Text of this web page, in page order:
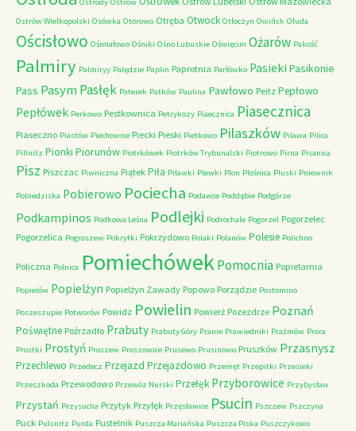
Ostrów Wielkopolski Osówka Otorowo Otręba Otwock Otłoczyn Owińsk Ołuda
Ościsłowo Ośmiałowo Ośniki Ośno Lubuskie Oświęcim Ożarów Pakość
Palmiry Palmiryy Palędzie Paplin Paprotnia Parłówko Pasieki Pasikonie
Pass PasymPasłęk Paterek Patków Paulina Pawłowo Peitz Pepłowo
Pepłówek Perkowo Pestkownica Petrykozy Piaecznica Piasecznica
Piaseczno Piastów Piechowice Piecki Pieski Pietkowo Pilaszków Pilawa Pilica
Pillnitz Pionki Piorunów Piotrkówek Piotrków Trybunalski Piotrowo Pirna Pisanica
Pisz Piszczac Piwniczna Piątek Piła Piławki Plewki Plon Plośnica Pluski Pniewnik
Pobiedziska Pobierowo Pociecha Podawce Poddąbie Podgórze
Podkampinos Podkowa Leśna Podlejki Podrochale Pogorzel Pogorzelec
Pogorzelica Pogroszew Pokrytki Pokrzydowo Polaki Polanów Polesie Polichno
Policzna Polnica PomiechówekPomocnia Popielarnia
Popielów Popielżyn Popielżyn Zawady Popowo Porządzie Postomino
Poszeszupie Potworów Powidz Powielin Powierż Pozezdrze Poznań
Poświętne Poźrzadło Prabuty Prabuty Góry Pranie Prawiedniki Prażmów Prora
Prostki Prostyń Proszew Proszowice Prusewo Prusinowo Pruszków Przasnysz
Przechlewo Przedecz Przejazd Przejazdowo Przemęt Przepitki Przesieki
Przeszkoda Przewodowo Przewóz Nurski Przełęk Przyborowice Przybysław
Przystań Przysucha Przytyk Przyłęk Przęsławice Psucin Pszczew Pszczyna
Puck Pulsnitz Purda Pustelnik Puszcza Mariańska Puszcza Piska Puszczykowo